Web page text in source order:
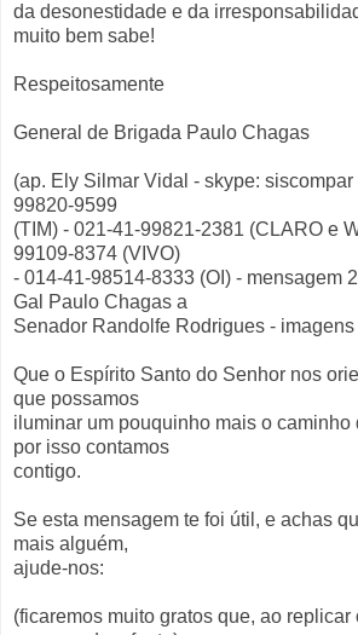
da desonestidade e da
muito bem sabe!
Respeitosamente
General de Brigada Paulo Chagas
(ap. Ely Silmar Vidal - skype:
99820-9599
(TIM) - 021-41-99821-2381 (CLARO e
99109-8374 (VIVO)
- 014-41-98514-8333 (OI) - mensagem
Gal Paulo Chagas a
Senador Randolfe Rodrigues -
Que o Espírito Santo do Senhor nos
que possamos
iluminar um pouquinho mais o caminho
por isso contamos
contigo.
Se esta mensagem te foi útil, e achas
mais alguém,
ajude-nos:
(ficaremos muito gratos que, ao replicar